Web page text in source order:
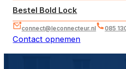
Bestel Bold Lock
connect@leconnecteur.nl 085
Contact opnemen